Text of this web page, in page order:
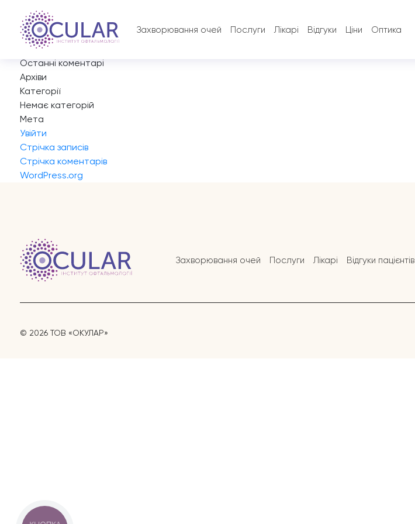
Захворювання очей Послуги Лікарі Відгуки Ціни Оптика
Навігація
записів
Previous: Запис на прийом
Next: Запис на прийом
Пошук:
Останні коментарі
Архіви
Категорії
Немає категорій
Мета
Увійти
Стрічка записів
Стрічка коментарів
WordPress.org
Захворювання очей Послуги Лікарі Відгуки пацієнтів
© 2026 ТОВ «ОКУЛАР»